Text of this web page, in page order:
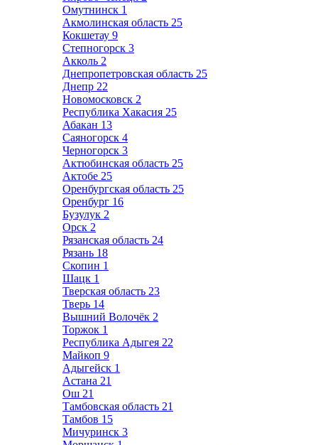
Омутнинск 1
Акмолинская область 25
Кокшетау 9
Степногорск 3
Акколь 2
Днепропетровская область 25
Днепр 22
Новомосковск 2
Республика Хакасия 25
Абакан 13
Саяногорск 4
Черногорск 3
Актюбинская область 25
Актобе 25
Оренбургская область 25
Оренбург 16
Бузулук 2
Орск 2
Рязанская область 24
Рязань 18
Скопин 1
Шацк 1
Тверская область 23
Тверь 14
Вышний Волочёк 2
Торжок 1
Республика Адыгея 22
Майкоп 9
Адыгейск 1
Астана 21
Ош 21
Тамбовская область 21
Тамбов 15
Мичуринск 3